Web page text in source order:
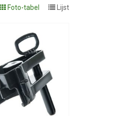
Foto-tabel Lijst